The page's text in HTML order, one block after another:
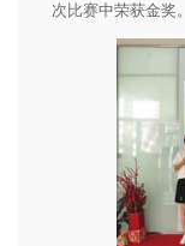
次比赛中荣获金奖。